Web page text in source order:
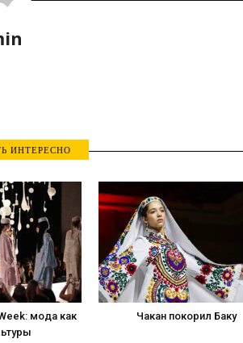
ИНТЕРЕСНО
мода как
Чакан покорил Баку